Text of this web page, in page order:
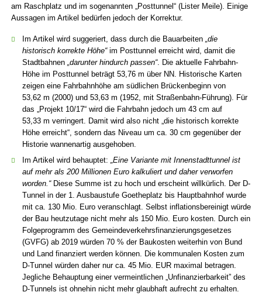
am Raschplatz und im sogenannten „Posttunnel“ (Lister Meile). Einige
Aussagen im Artikel bedürfen jedoch der Korrektur.
Im Artikel wird suggeriert, dass durch die Bauarbeiten „die
historisch korrekte Höhe“im Posttunnel erreicht wird, damit die
Stadtbahnen „darunter hindurch passen“. Die aktuelle Fahrbahn-
Höhe im Posttunnel beträgt 53,76 m über NN. Historische Karten
zeigen eine Fahrbahnhöhe am südlichen Brückenbeginn von
53,62 m (2000) und 53,63 m (1952, mit Straßenbahn-Führung). Für
das „Projekt 10/17“ wird die Fahrbahn jedoch um 43 cm auf
53,33 m verringert. Damit wird also nicht „die historisch korrekte
Höhe erreicht“, sondern das Niveau um ca. 30 cm gegenüber der
Historie wannenartig ausgehoben.
Im Artikel wird behauptet: „Eine Variante mit Innenstadttunnel ist
auf mehr als 200 Millionen Euro kalkuliert und daher verworfen
worden.“Diese Summe ist zu hoch und erscheint willkürlich. Der D-
Tunnel in der 1. Ausbaustufe Goetheplatz bis Hauptbahnhof wurde
mit ca. 130 Mio. Euro veranschlagt. Selbst inflationsbereinigt würde
der Bau heutzutage nicht mehr als 150 Mio. Euro kosten. Durch ein
Folgeprogramm des Gemeindeverkehrsfinanzierungsgesetzes
(GVFG) ab 2019 würden 70 % der Baukosten weiterhin von Bund
und Land finanziert werden können. Die kommunalen Kosten zum
D-Tunnel würden daher nur ca. 45 Mio. EUR maximal betragen.
Jegliche Behauptung einer vermeintlichen „Unfinanzierbarkeit” des
D-Tunnels ist ohnehin nicht mehr glaubhaft aufrecht zu erhalten.